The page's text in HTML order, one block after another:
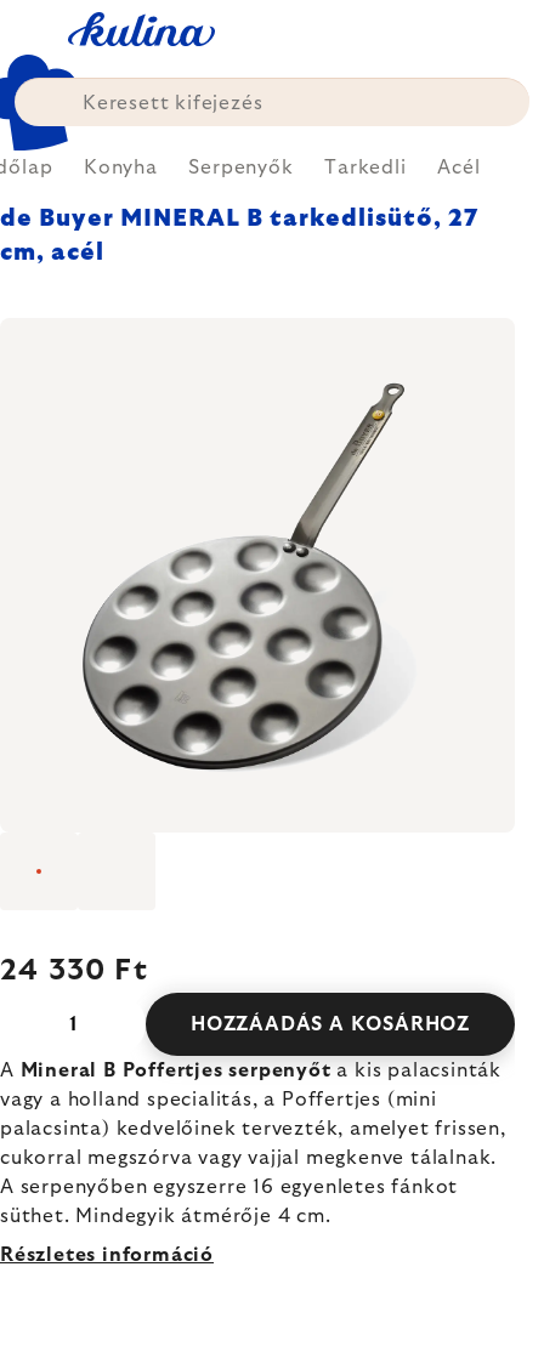
fő
tartalomhoz
Konyha Serpenyők Tarkedli Acél
de Buyer MINERAL B tarkedlisütő, 27
cm, acél
24 330 Ft
HOZZÁADÁS A KOSÁRHOZ
A Mineral B Poffertjes serpenyőt a kis palacsinták
vagy a holland specialitás, a Poffertjes (mini
palacsinta) kedvelőinek tervezték, amelyet frissen,
cukorral megszórva vagy vajjal megkenve tálalnak.
A serpenyőben egyszerre 16 egyenletes fánkot
süthet. Mindegyik átmérője 4 cm.
Részletes információ